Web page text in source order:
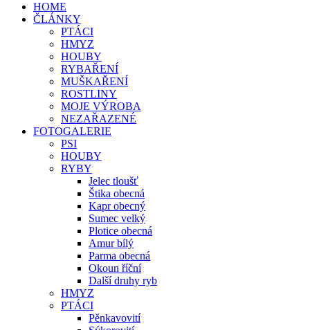
HOME
ČLÁNKY
PTÁCI
HMYZ
HOUBY
RYBAŘENÍ
MUŠKAŘENÍ
ROSTLINY
MOJE VÝROBA
NEZAŘAZENÉ
FOTOGALERIE
PSI
HOUBY
RYBY
Jelec tloušť
Štika obecná
Kapr obecný
Sumec velký
Plotice obecná
Amur bílý
Parma obecná
Okoun říční
Další druhy ryb
HMYZ
PTÁCI
Pěnkavovití